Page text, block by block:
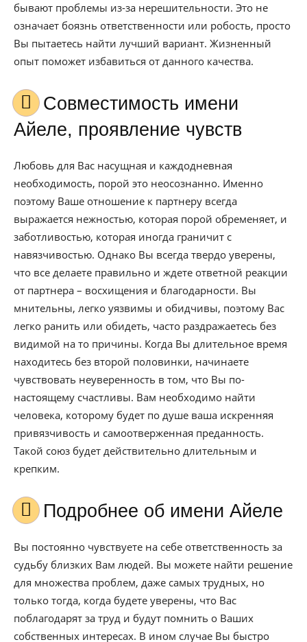
бывают проблемы из-за нерешительности. Это не
означает боязнь ответственности или робость, просто
Вы пытаетесь найти лучший вариант. Жизненный
опыт поможет избавиться от данного качества.
Совместимость имени
Айеле, проявление чувств
Любовь для Вас насущная и каждодневная
необходимость, порой это неосознанно. Именно
поэтому Ваше отношение к партнеру всегда
выражается нежностью, которая порой обременяет, и
заботливостью, которая иногда граничит с
навязчивостью. Однако Вы всегда твердо уверены,
что все делаете правильно и ждете ответной реакции
от партнера – восхищения и благодарности. Вы
мнительны, легко уязвимы и обидчивы, поэтому Вас
легко ранить или обидеть, часто раздражаетесь без
видимой на то причины. Когда Вы длительное время
находитесь без второй половинки, начинаете
чувствовать неуверенность в том, что Вы по-
настоящему счастливы. Вам необходимо найти
человека, которому будет по душе ваша искренняя
привязчивость и самоотверженная преданность.
Такой союз будет действительно длительным и
крепким.
Подробнее об имени Айеле
Вы постоянно чувствуете на себе ответственность за
судьбу близких Вам людей. Вы можете найти решение
для множества проблем, даже самых трудных, но
только тогда, когда будете уверены, что Вас
поблагодарят за труд и будут помнить о Ваших
собственных интересах. В ином случае Вы быстро